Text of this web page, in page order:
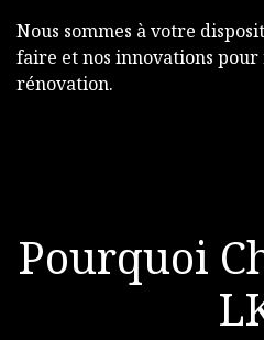
Nous sommes à votre
faire et nos innovations
rénovation.
Pourquoi